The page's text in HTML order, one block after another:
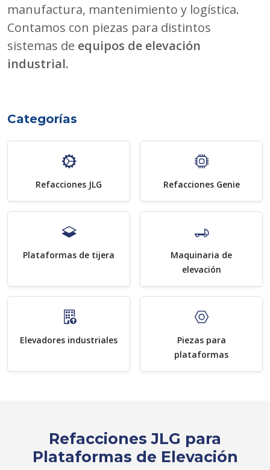
manufactura, mantenimiento y logística.
Contamos con piezas para distintos
sistemas de equipos de elevación
industrial.
Categorías
Refacciones JLG Refacciones Genie
Plataformas de tijera
Maquinaria de
elevación
Elevadores industriales
Piezas para
plataformas
Refacciones JLG para
Plataformas de Elevación